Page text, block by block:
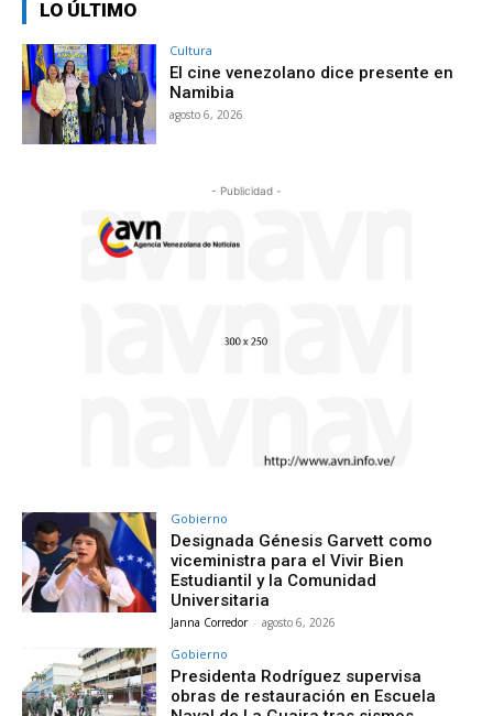
LO ÚLTIMO
Cultura
El cine venezolano dice presente en
Namibia
agosto 6, 2026
- Publicidad -
Gobierno
Designada Génesis Garvett como
viceministra para el Vivir Bien
Estudiantil y la Comunidad
Universitaria
Janna Corredor - agosto 6, 2026
Gobierno
Presidenta Rodríguez supervisa
obras de restauración en Escuela